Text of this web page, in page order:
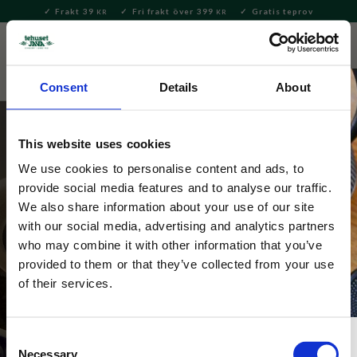
Consent Details About
This website uses cookies
We use cookies to personalise content and ads, to
provide social media features and to analyse our traffic.
We also share information about your use of our site
with our social media, advertising and analytics partners
who may combine it with other information that you’ve
provided to them or that they’ve collected from your use
of their services.
Consent
Necessary
Meny
Frakt 39 KR Fri frakt över 399 KR Gratis teprov
Vattenkokare
Snygga och snabba vattenkokare av hög kvalitet.
Spara tid och energi med en vattenkokare. I vårt
sortiment har vi alltifrån moderna eldrivna till den
klassiska spiskannan. Vi har också väldigt praktiska
vattenkokare som är kombinerad med tesil. Klicka hem